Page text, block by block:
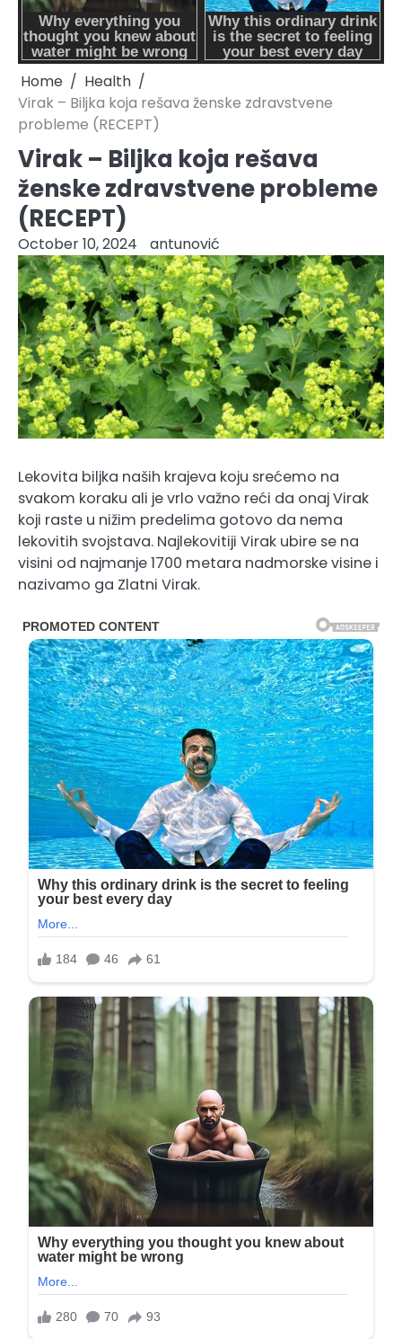
Home
Health
Virak – Biljka koja rešava ženske zdravstvene
probleme (RECEPT)
Virak – Biljka koja rešava
ženske zdravstvene probleme
(RECEPT)
October 10, 2024 antunović
Lekovita biljka naših krajeva koju srećemo na
svakom koraku ali je vrlo važno reći da onaj Virak
koji raste u nižim predelima gotovo da nema
lekovitih svojstava. Najlekovitiji Virak ubire se na
visini od najmanje 1700 metara nadmorske visine i
nazivamo ga Zlatni Virak.